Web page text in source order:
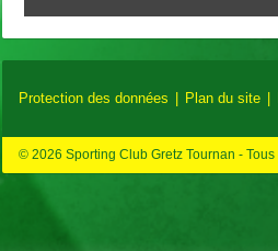
Protection des données Plan du site
© 2026 Sporting Club Gretz Tournan -